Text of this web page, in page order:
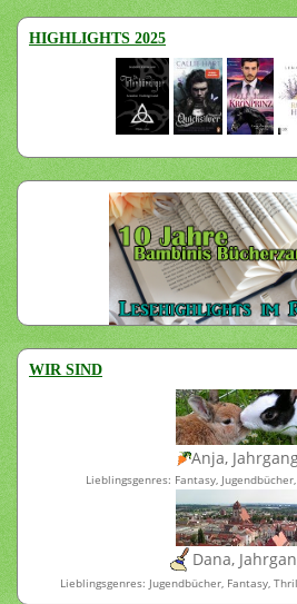
HIGHLIGHTS 2025
WIR SIND
Anja, Jahrgang
Lieblingsgenres: Fantasy,
Dana,
Lieblingsgenres: Jugendbücher, Fantasy,